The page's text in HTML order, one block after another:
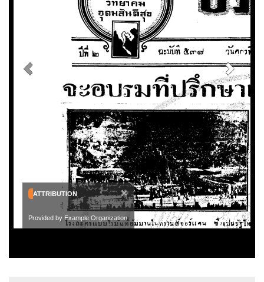
ATTRIBUTION ×
Provided by Example Organization